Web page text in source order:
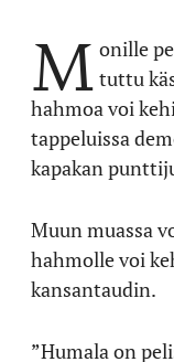
M onille
tuttu
hahmoa voi
tappeluissa
kapakan
Muun muassa
hahmolle voi
kansantaudin.
”Humala on